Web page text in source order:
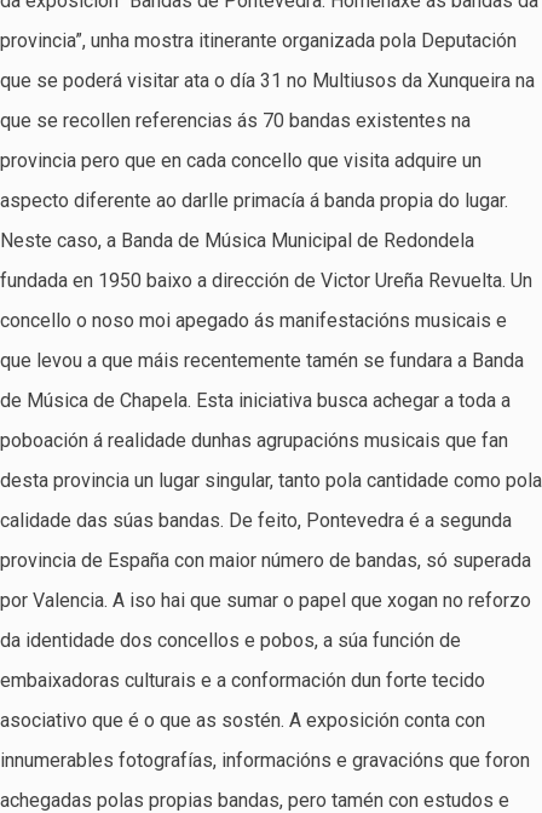
provincia”, unha mostra itinerante organizada pola Deputación
que se poderá visitar ata o día 31 no Multiusos da Xunqueira na
que se recollen referencias ás 70 bandas existentes na
provincia pero que en cada concello que visita adquire un
aspecto diferente ao darlle primacía á banda propia do lugar.
Neste caso, a Banda de Música Municipal de Redondela
fundada en 1950 baixo a dirección de Victor Ureña Revuelta. Un
concello o noso moi apegado ás manifestacións musicais e
que levou a que máis recentemente tamén se fundara a Banda
de Música de Chapela. Esta iniciativa busca achegar a toda a
poboación á realidade dunhas agrupacións musicais que fan
desta provincia un lugar singular, tanto pola cantidade como pola
calidade das súas bandas. De feito, Pontevedra é a segunda
provincia de España con maior número de bandas, só superada
por Valencia. A iso hai que sumar o papel que xogan no reforzo
da identidade dos concellos e pobos, a súa función de
embaixadoras culturais e a conformación dun forte tecido
asociativo que é o que as sostén. A exposición conta con
innumerables fotografías, informacións e gravacións que foron
achegadas polas propias bandas, pero tamén con estudos e